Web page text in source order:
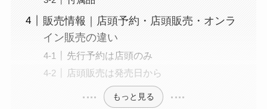
販売情報｜店頭予約・店頭販売・オンラ
イン販売の違い
先行予約は店頭のみ
店頭販売は発売日から
もっと見る